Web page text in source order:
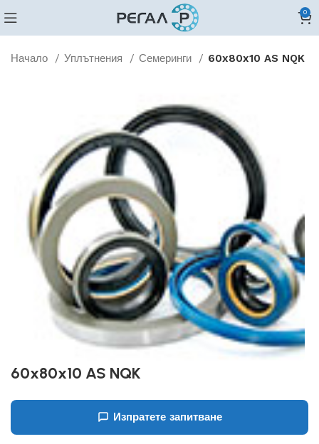
0
Начало Уплътнения Семеринги 60x80x10 AS NQK
60x80x10 AS NQK
Изпратете запитване